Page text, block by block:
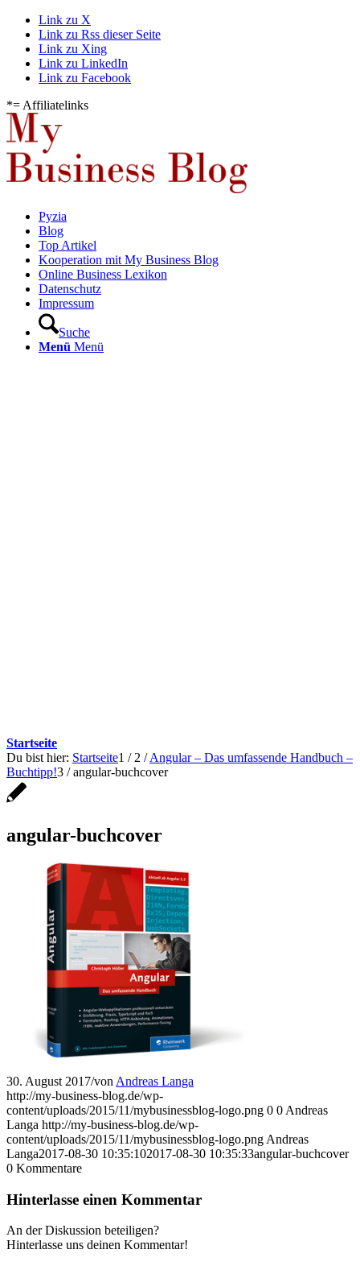
Link zu X
Link zu Rss dieser Seite
Link zu Xing
Link zu LinkedIn
Link zu Facebook
*= Affiliatelinks
Pyzia
Blog
Top Artikel
Kooperation mit My Business Blog
Online Business Lexikon
Datenschutz
Impressum
Suche
Menü Menü
Startseite
Du bist hier: Startseite1 / 2 / Angular – Das umfassende Handbuch –
Buchtipp!3 / angular-buchcover
angular-buchcover
30. August 2017/von Andreas Langa
http://my-business-blog.de/wp-
content/uploads/2015/11/mybusinessblog-logo.png 0 0 Andreas
Langa http://my-business-blog.de/wp-
content/uploads/2015/11/mybusinessblog-logo.png Andreas
Langa2017-08-30 10:35:102017-08-30 10:35:33angular-buchcover
0 Kommentare
Hinterlasse einen Kommentar
An der Diskussion beteiligen?
Hinterlasse uns deinen Kommentar!